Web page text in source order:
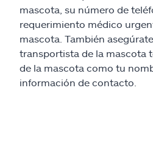
mascota, su número de
requerimiento médico
mascota. También
transportista de la mascota
de la mascota como tu
información de contacto.